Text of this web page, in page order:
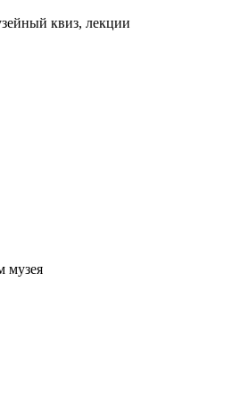
квиз, лекции
музея